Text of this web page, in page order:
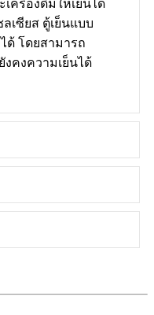
ครื่องดื่มให้เย็นได้
เซียส ตู้เย็นแบบ
ด้ โดยสามารถ
งคงความเย็นได้